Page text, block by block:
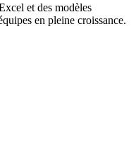
et des modèles
en pleine croissance.